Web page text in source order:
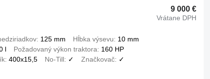
9 000 €
Vrátane DPH
125 mm Hĺbka výsevu
10 mm
l Požadovaný výkon traktora
160 HP
400x15,5 No-Till ✓ Značkovač ✓